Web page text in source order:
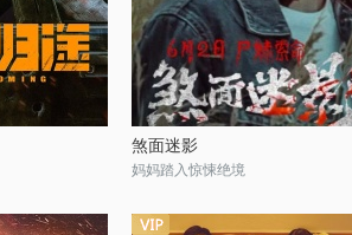
煞面迷影
妈妈踏入惊悚绝境